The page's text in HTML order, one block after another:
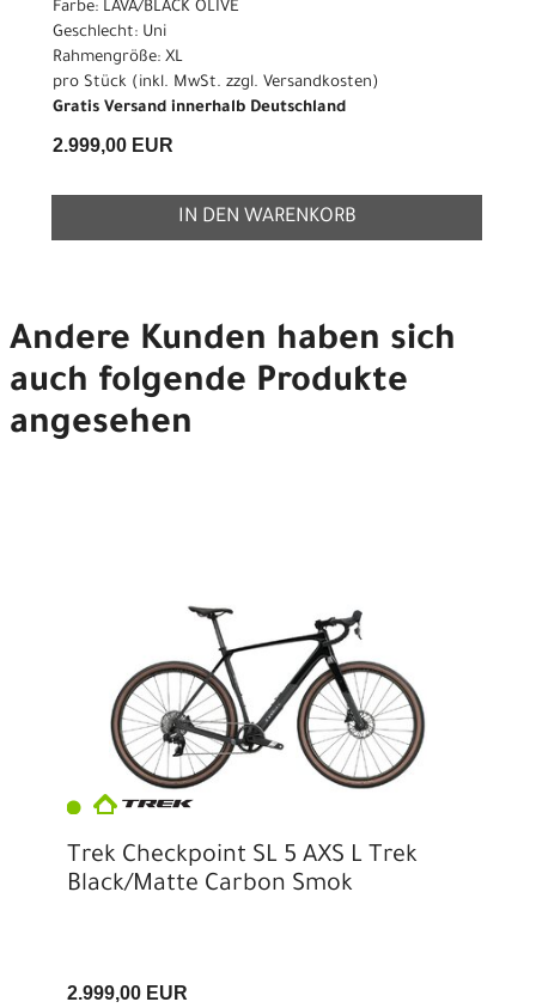
Farbe: LAVA/BLACK OLIVE
Geschlecht: Uni
Rahmengröße: XL
pro Stück (inkl. MwSt. zzgl. Versandkosten )
Gratis Versand innerhalb Deutschland
2.999,00 EUR
IN DEN WARENKORB
Andere Kunden haben sich
auch folgende Produkte
angesehen
Trek Checkpoint SL 5 AXS L Trek
Black/Matte Carbon Smok
2.999,00 EUR